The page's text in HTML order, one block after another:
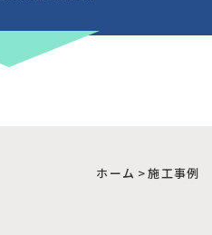
ホーム >施工事例